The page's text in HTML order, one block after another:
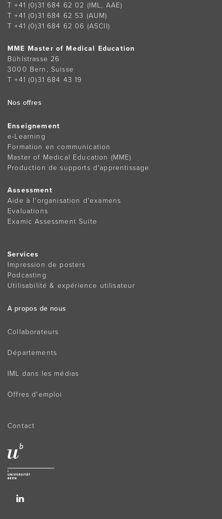
T +41 (0)31 684 62 02 (IML, AAE)
T +41 (0)31 684 62 53 (AUM)
T +41 (0)31 684 62 06 (ASCII)
MME Master of Medical Education
Bühlstrasse 26
3000 Bern, Suisse
T +41 (0)31 684 43 19
Nos offres
Enseignement
e-Learning
Formation en communication
Master of Medical Education (MME)
Production de supports d'apprentissage
Assessment
Aide à l'organisation d'examens
Evaluations
Examic Assessment Suite
Services
Impression de posters
Podcasting
Utilisabilité & expérience utilisateur
A propos de nous
Collaborateurs
Départements
IML dans les médias
Offres d'emploi
Contact